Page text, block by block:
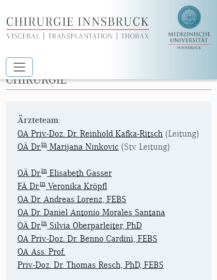
Zum Hauptinhalt springen
GASTROINTESTINALE ONKOLOGISCHE
CHIRURGIE
Ärzteteam:
OA Priv.-Doz. Dr. Reinhold Kafka-Ritsch (Leitung)
OÄ Dr.in Marijana Ninkovic (Stv. Leitung)
OÄ Dr.in Elisabeth Gasser
FÄ Dr.in Veronika Kröpfl
OA Dr. Andreas Lorenz, FEBS
OA Dr. Daniel Antonio Morales Santana
OÄ Dr.in Silvia Oberparleiter, PhD
OA Priv.-Doz. Dr. Benno Cardini, FEBS
OA Ass. Prof.
Priv.-Doz. Dr. Thomas Resch, PhD, FEBS